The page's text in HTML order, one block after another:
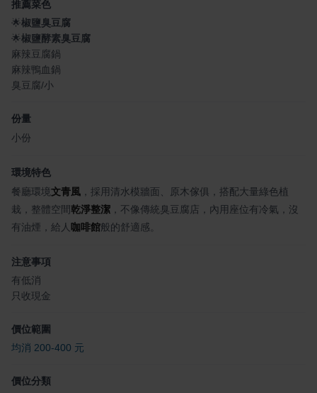
推薦菜色
🌟椒鹽臭豆腐
🌟椒鹽酵素臭豆腐
麻辣豆腐鍋
麻辣鴨血鍋
臭豆腐/小
份量
小份
環境特色
餐廳環境文青風 ，採用清水模牆面、原木傢俱，搭配大量綠色植
栽，整體空間乾淨整潔 ，不像傳統臭豆腐店，內用座位有冷氣，沒
有油煙，給人 咖啡館般的舒適感。
注意事項
有低消
只收現金
價位範圍
均消 200-400 元
價位分類